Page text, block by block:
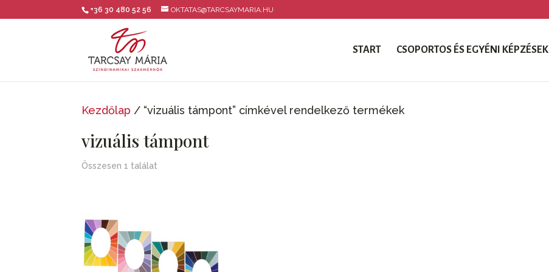
+36 30 480 52 56 OKTATAS@TARCSAYMARIA.HU
START CSOPORTOS ÉS EGYÉNI KÉPZÉSEK
Kezdőlap / “vizuális támpont” címkével rendelkező termékek
vizuális támpont
Összesen 1 találat